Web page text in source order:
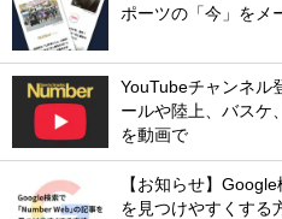
ポーツの「今」をメ
YouTubeチャンネル
ールや陸上、バスケ
を動画で
【お知らせ】
を見つけやすくする